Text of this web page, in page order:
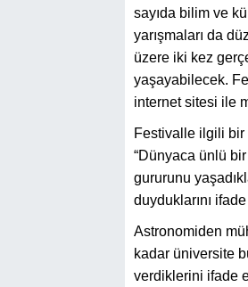
sayıda bilim ve
yarışmaları da
üzere iki kez
yaşayabilecek.
internet sitesi ile
Festivalle ilgili bir
“Dünyaca ünlü
gururunu
duyduklarını
Astronomiden
kadar üniversite
verdiklerini ifade